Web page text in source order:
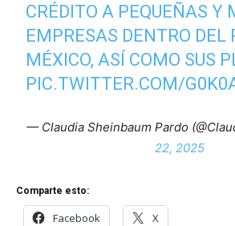
CRÉDITO A PEQUEÑAS Y
EMPRESAS DENTRO DEL
MÉXICO, ASÍ COMO SUS
PIC.TWITTER.COM/
— Claudia Sheinbaum Pardo
22, 2025
Comparte esto:
Facebook X